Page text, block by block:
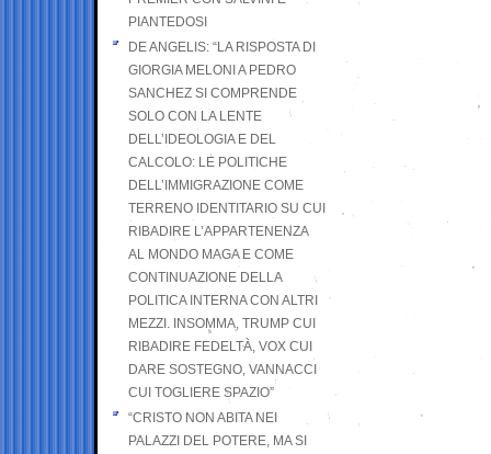
PIANTEDOSI
DE ANGELIS: “LA RISPOSTA DI
GIORGIA MELONI A PEDRO
SANCHEZ SI COMPRENDE
SOLO CON LA LENTE
DELL’IDEOLOGIA E DEL
CALCOLO: LE POLITICHE
DELL’IMMIGRAZIONE COME
TERRENO IDENTITARIO SU CUI
RIBADIRE L’APPARTENENZA
AL MONDO MAGA E COME
CONTINUAZIONE DELLA
POLITICA INTERNA CON ALTRI
MEZZI. INSOMMA, TRUMP CUI
RIBADIRE FEDELTÀ, VOX CUI
DARE SOSTEGNO, VANNACCI
CUI TOGLIERE SPAZIO”
“CRISTO NON ABITA NEI
PALAZZI DEL POTERE, MA SI